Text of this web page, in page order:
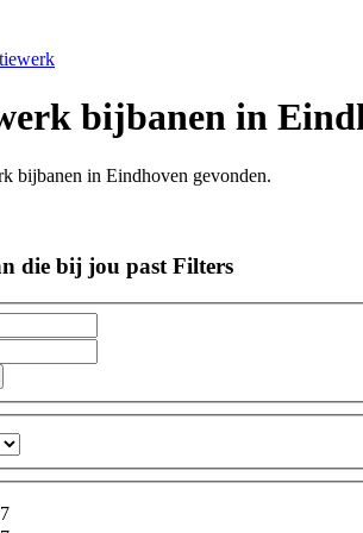
bijbanen in
bijbanen in Eindhoven gevonden.
die bij jou past Filters
7